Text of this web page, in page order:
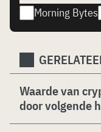
Morning Bytes
Waarde van
door volgende